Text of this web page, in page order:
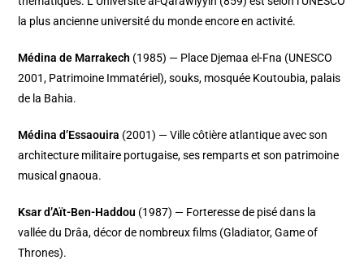
la plus ancienne université du monde encore en activité.
Médina de Marrakech (1985) — Place Djemaa el-Fna (UNESCO
2001, Patrimoine Immatériel), souks, mosquée Koutoubia, palais
de la Bahia.
Médina d’Essaouira (2001) — Ville côtière atlantique avec son
architecture militaire portugaise, ses remparts et son patrimoine
musical gnaoua.
Ksar d’Aït-Ben-Haddou (1987) — Forteresse de pisé dans la
vallée du Drâa, décor de nombreux films (Gladiator, Game of
Thrones).